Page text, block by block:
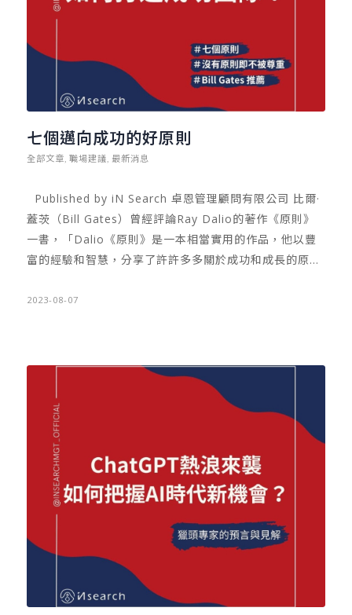
聽後，卻又懂得收斂問題，則是更強的能耐。高階領導人
後的結論」，幫助企業或是領導的組織，找到解決問題的
方法。我常想，當我找到這樣的領導人才，幫助他們到新
的領域工作時，真的能為這個社會帶來更多的價值。在此
渴望事業能不斷的向上奔走，但當機會來臨時，該如何把
握呢？以專業獵頭面試高階領導人才經驗，我發現新公司
是他們如何為新公司「創造價值」，才是強者最關心的。
擁有這樣領導者價值觀，正是他們不斷創造事業巔峰，跨
越山頭卻常保春風得意的關鍵。 然而在羨慕之際，尚未登
上頂端前，每一個工作者也都能追求卓越。在選擇職場歷
在同一產業至少累積3-5年，更甚者做到5-10年。因為一
理職能，並將專業發揮到最大化。 因此，建議您，不要經
常轉換工作領域，所有的工作經驗都要有相關的延伸與累
積。而中階管理者，在學習管理技能專業達成熟後，才有
可能通往高階。想活在山頭頂端並不容易，因為將接受更
嚴格的考驗。高階領導管理的考驗，是各式各類能力的延
伸，需在不同專業領域中，皆能展現重要專業決策與領
導，而這正是具跨山頭領導者的能耐。 在獵頭行業多年，
我認識那些職業生涯精彩無比的高階管理者，在他們的身
上，我發現他們每一段的職涯學習都能保持一定的穩定
度。而人格特色則成熟卓越。除了做事有成效，常保事半
功倍的能力外，能著眼長遠目標，又維持細膩的執行力，
長時間養成「成長型思維」的人生。 但你可別以為強者生
活只有工作。重視「時間管理」的跨山頭領導者，經常有
七個邁向成功的好原則
全部文章 職場建議 最新消息
蓋茨（Bill Gates）曾經評論Ray Dalio的著作《原則》
一書，「Dalio《原則》是一本相當實用的作品，他以豐
富的經驗和智慧，分享了許許多多關於成功和成長的原
一個寶貴的指南。」 《原則》（Principles）由美國知名
2023-08-07